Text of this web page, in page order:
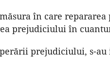
în care
prejudiciului în
prejudiciului, s-